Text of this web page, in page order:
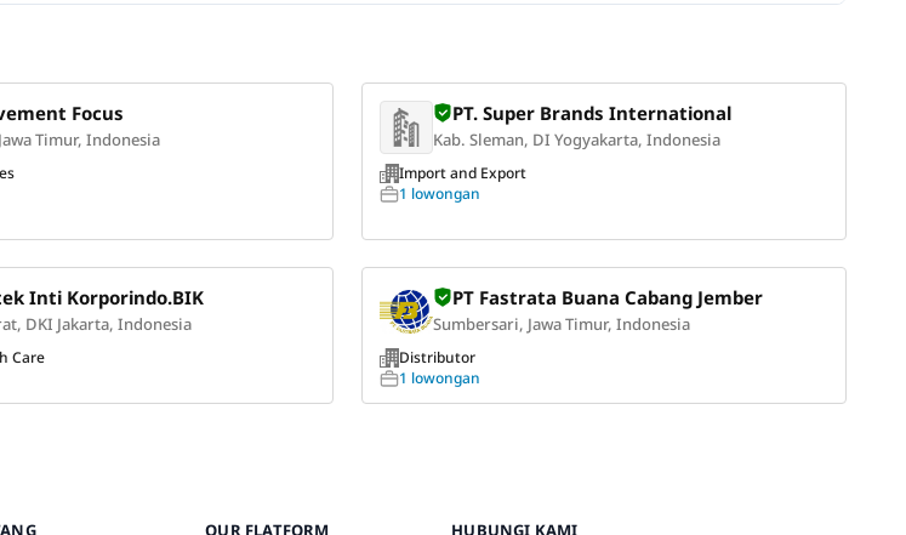
Focus
Timur, Indonesia
PT. Super Brands International
Kab. Sleman, DI Yogyakarta, Indonesia
Import and Export
1 lowongan
Inti Korporindo.BIK
DKI Jakarta, Indonesia
Care
PT Fastrata Buana Cabang Jember
Sumbersari, Jawa Timur, Indonesia
Distributor
1 lowongan
OUR FLATFORM HUBUNGI KAMI